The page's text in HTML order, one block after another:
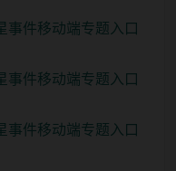
事件移动端专题入口
事件移动端专题入口
事件移动端专题入口